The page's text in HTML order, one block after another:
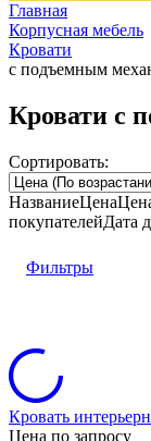
Главная
Корпусная мебель
Кровати
с подъемным
Кровати с
Сортировать:
НазваниеЦена
покупателейДата
Фильтры
Кровать
Цена по запросу